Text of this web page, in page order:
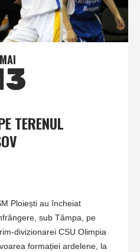
MAI
TERENUL
Ploiești au încheiat
sub Tâmpa, pe
divizionarei CSU Olimpia
formației ardelene, la